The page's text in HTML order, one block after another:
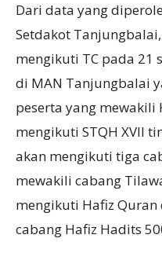
Dari data yang
Setdakot
mengikuti TC pada 21
di MAN Tanjungbalai
peserta yang mewakili
mengikuti STQH XVII
akan mengikuti tiga
mewakili cabang
mengikuti Hafiz
cabang Hafiz Hadits